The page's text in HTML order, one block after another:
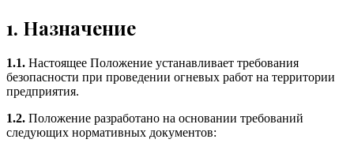
1. Назначение
1.1. Настоящее Положение устанавливает требования
безопасности при проведении огневых работ на территории
предприятия.
1.2. Положение разработано на основании требований
следующих нормативных документов: